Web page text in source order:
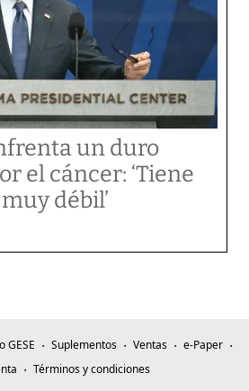
un duro
el cáncer: ‘Tiene
débil’
GESE Suplementos Ventas
e-Paper
Términos y condiciones